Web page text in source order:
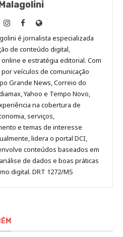
Anny
Malagolini
no
Instagram
Anny
Malagolini
no
Facebook
Site
de
Anny
Malagolini
é jornalista especializada
de conteúdo digital,
e estratégia editorial. Com
veículos de comunicação
Grande News, Correio do
Yahoo e Tempo Novo,
na cobertura de
serviços,
e temas de interesse
lidera o portal DCI,
conteúdos baseados em
de dados e boas práticas
digital. DRT 1272/MS